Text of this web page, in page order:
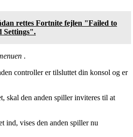
rettes Fortnite fejlen "Failed to
Settings".
.
controller er tilsluttet din konsol og er
skal den anden spiller inviteres til at
ind, vises den anden spiller nu